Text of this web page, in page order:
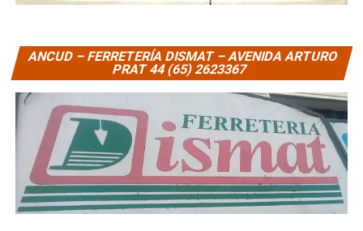
ANCUD – FERRETERÍA DISMAT – AVENIDA ARTURO
PRAT 44 (65) 2623367